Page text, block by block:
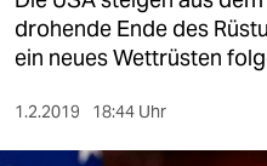
öko
drohende Ende des
ein neues Wettrüsten
1.2.2019 18:44 Uhr